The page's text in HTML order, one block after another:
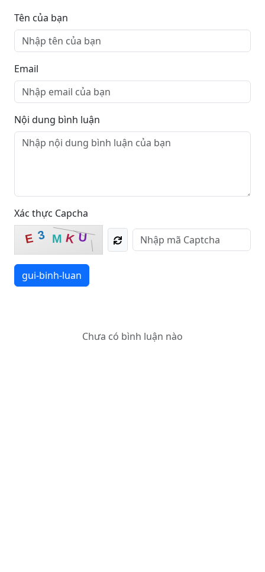
Tên của bạn
Email
Nội dung bình luận
Xác thực Capcha
E 3 M K U
gui-binh-luan
Chưa có bình luận nào